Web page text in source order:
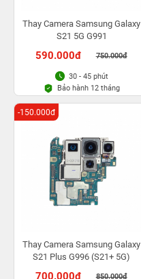
Thay Camera Samsung Galaxy
S21 5G G991
590.000đ 750.000đ
30 - 45 phút
Bảo hành 12 tháng
Thay Camera Samsung Galaxy
S21 Plus G996 (S21+ 5G)
700.000đ 850.000đ
-150.000đ